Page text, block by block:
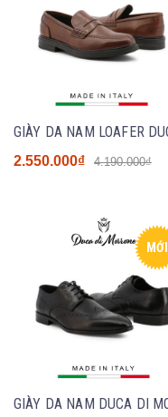
2.550.000₫ 4.190.000₫
MỚI